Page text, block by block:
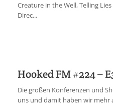
Creature in the Well, Telling
Direc...
Hooked FM #224 –
Die großen Konferenzen und
uns und damit haben wir mehr